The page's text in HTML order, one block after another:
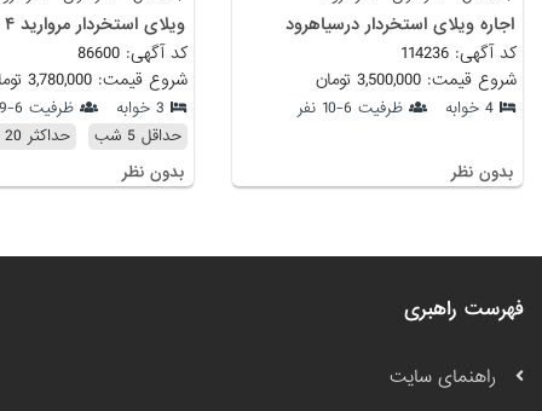
اجاره ویلای استخردار درسیاهرود
کد آگهی: 114236
شروع قیمت: 3,500,000 تومان
4 خوابه ظرفیت 6-10 نفر
بدون نظر
ویلای استخردار مروارید ۴
کد آگهی: 86600
شروع قیمت: 3,780,000 تومان
3 خوابه
ظرفیت 6-9 نفر
حداقل 5 شب
حداکثر 20 شب
بدون نظر
فهرست راهبری
راهنمای سایت